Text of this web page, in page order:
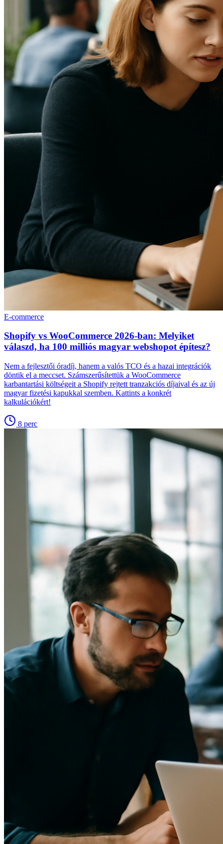
E-commerce
Shopify vs WooCommerce 2026-ban: Melyiket
válaszd, ha 100 milliós magyar webshopot építesz?
Nem a fejlesztői óradíj, hanem a valós TCO és a hazai integrációk
döntik el a meccset. Számszerűsítettük a WooCommerce
karbantartási költségeit a Shopify rejtett tranzakciós díjaival és az új
magyar fizetési kapukkal szemben. Kattints a konkrét
kalkulációkért!
8 perc